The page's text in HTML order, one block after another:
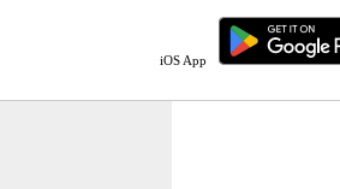
iOS App